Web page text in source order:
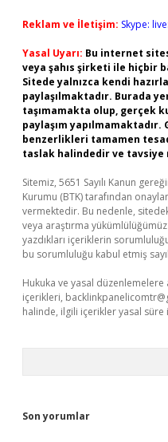
Reklam ve İletişim: Skype:
Yasal Uyarı: Bu internet
veya şahıs şirketi ile hiçbir
Sitede yalnızca kendi
paylaşılmaktadır. Burada
taşımamakta olup, gerçek
paylaşım
benzerlikleri tamamen
taslak halindedir ve tavsiye
Sitemiz, 5651 Sayılı Kanun
Kurumu (BTK) tarafından
vermektedir. Bu nedenle,
veya araştırma
yazdıkları içeriklerin
bu sorumluluğu kabul etmiş
Hukuka ve yasal düzenlemelere
içerikleri,
halinde, ilgili içerikler yasal süre
Son yorumlar